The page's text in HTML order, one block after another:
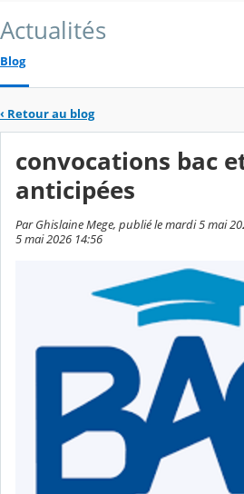
Actualités
Blog
‹ Retour au blog
convocations bac
anticipées
Par Ghislaine Mege, publié le mardi 5 mai
5 mai 2026 14:56